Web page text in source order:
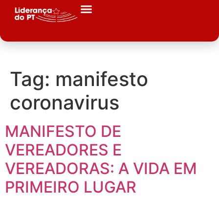
Tag: manifesto
coronavirus
MANIFESTO DE
VEREADORES E
VEREADORAS: A VIDA EM
PRIMEIRO LUGAR